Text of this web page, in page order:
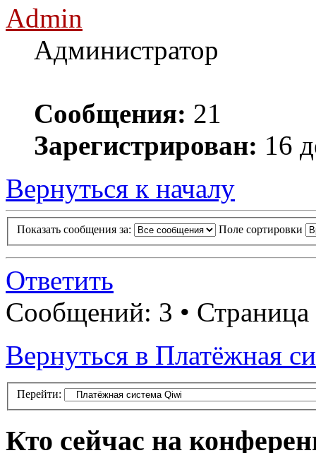
Admin
Администратор
Сообщения: 21
Зарегистрирован: 16
Вернуться к началу
Показать сообщения за: Поле сортировки
Ответить
Сообщений: 3 • Страница
Вернуться в Платёжная
Перейти:
Кто сейчас на